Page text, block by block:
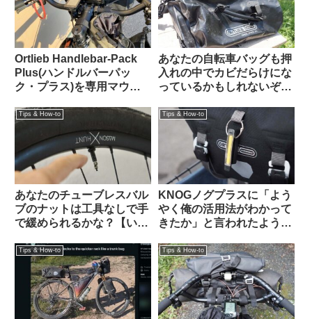
Ortlieb Handlebar-Pack
Plus(ハンドルバーパッ
ク・プラス)を専用マウン
クに置いてみた
あなたの自転車バッグも押
入れの中でカビだらけにな
っているかもしれないぞ
っておきたいメンテナン
Tips & How-to
あなたのチューブレスバル
ブのナットは工具なしで手
で緩められるかな？【いま
Tips & How-to
KNOGノグプラスに「よう
やく俺の活用法がわかって
きたか」と言われたような
ハンドルバーパックとの相
性良し
Tips & How-to Tips & How-to